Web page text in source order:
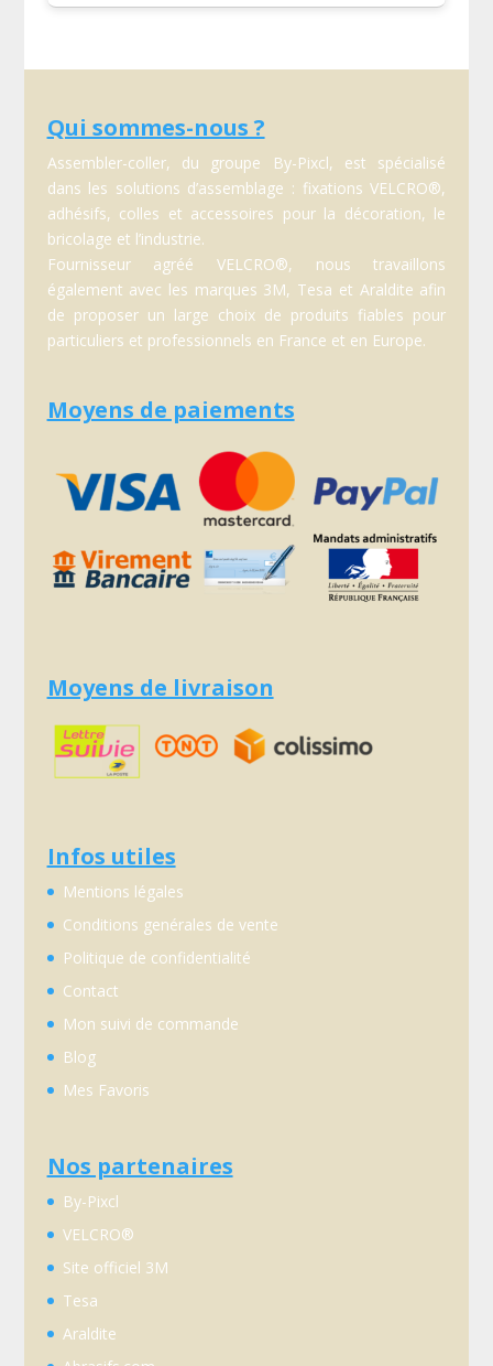
Qui sommes-nous ?
Assembler-coller, du groupe By-Pixcl, est spécialisé
dans les solutions d’assemblage : fixations VELCRO®,
adhésifs, colles et accessoires pour la décoration, le
bricolage et l’industrie.
Fournisseur agréé VELCRO®, nous travaillons
également avec les marques 3M, Tesa et Araldite afin
de proposer un large choix de produits fiables pour
particuliers et professionnels en France et en Europe.
Moyens de paiements
Moyens de livraison
Infos utiles
Mentions légales
Conditions genérales de vente
Politique de confidentialité
Contact
Mon suivi de commande
Blog
Mes Favoris
Nos partenaires
By-Pixcl
VELCRO®
Site officiel 3M
Tesa
Araldite